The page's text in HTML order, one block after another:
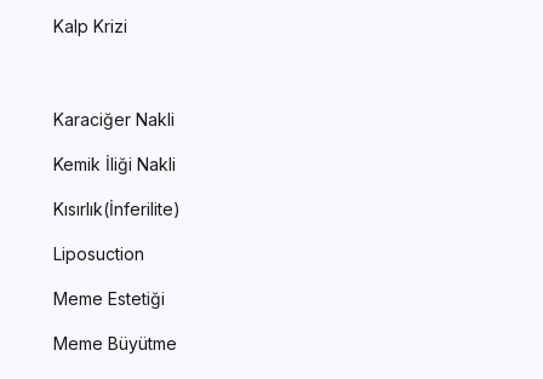
Kalp Krizi
Karaciğer Nakli
Kemik İliği Nakli
Kısırlık(İnferilite)
Liposuction
Meme Estetiği
Meme Büyütme